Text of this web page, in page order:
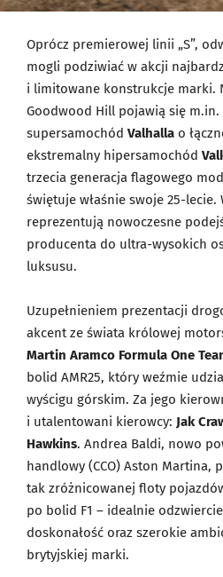
Oprócz premierowej linii „S”,
mogli podziwiać w akcji
i limitowane konstrukcje marki.
Goodwood Hill pojawią się
supersamochód Valhalla o
ekstremalny hipersamochód
trzecia generacja flagowego
świętuje właśnie swoje 25-lecie.
reprezentują nowoczesne
producenta do ultra-wysokich
luksusu.
Uzupełnieniem prezentacji
akcent ze świata królowej
Martin Aramco Formula One
bolid AMR25, który weźmie
wyścigu górskim. Za jego
i utalentowani kierowcy: Jak
Hawkins. Andrea Baldi, nowo
handlowy (CCO) Aston Martina,
tak zróżnicowanej floty
po bolid F1 – idealnie
doskonałość oraz szerokie
brytyjskiej marki.